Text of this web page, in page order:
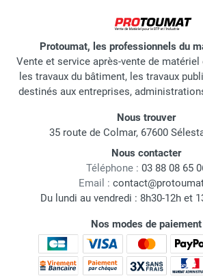
Protoumat, les professionnels du
Vente et service après-vente de
les travaux du bâtiment, les travaux
destinés aux entreprises,
Nous trouver
35 route de Colmar, 67600
Nous contacter
Téléphone : 03 88 08 65
Email :
Du lundi au vendredi : 8h30-12h et
Nos modes de paiement